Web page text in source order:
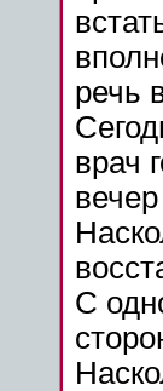
речь
врач
вечер
С